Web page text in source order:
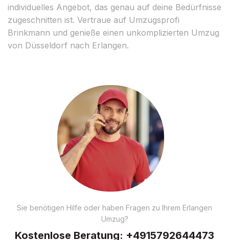
individuelles Angebot, das genau auf deine Bedürfnisse
zugeschnitten ist. Vertraue auf Umzugsprofi
Brinkmann und genieße einen unkomplizierten Umzug
von Düsseldorf nach Erlangen.
Sie benötigen Hilfe oder haben Fragen zu Ihrem Erlangen
Umzug?
Kostenlose Beratung: +4915792644473